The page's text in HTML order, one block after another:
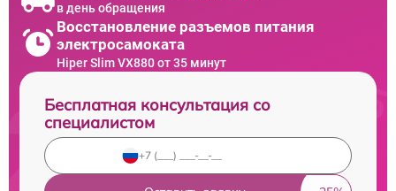
в день обращения
Восстановление разъемов питания
электросамоката
Hiper Slim VX880 от 35 минут
Бесплатная консультация со
специалистом